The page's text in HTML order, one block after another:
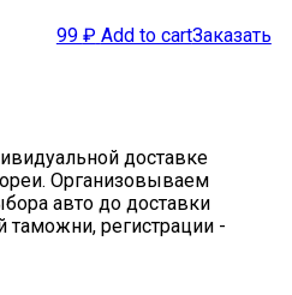
99 ₽ Add to cartЗаказать
доставке
Организовываем
авто до доставки
таможни, регистрации -